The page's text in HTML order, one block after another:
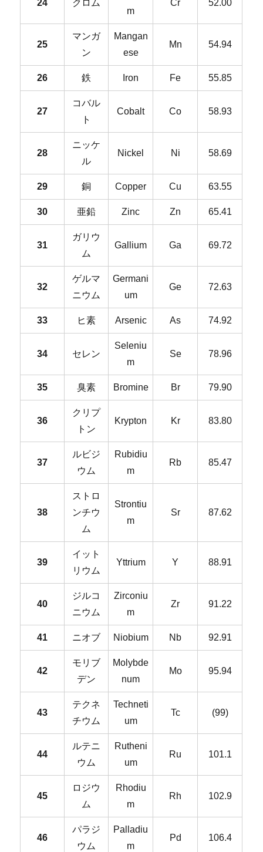
24
クロム
m
Cr 52.00
25
マンガ
ン
Mangan
ese
Mn 54.94
26 鉄 Iron Fe 55.85
27
コバル
ト
Cobalt Co 58.93
28
ニッケ
ル
Nickel Ni 58.69
29 銅 Copper Cu 63.55
30 亜鉛 Zinc Zn 65.41
31
ガリウ
ム
Gallium Ga 69.72
32
ゲルマ
ニウム
Germani
um
Ge 72.63
33 ヒ素 Arsenic As 74.92
34 セレン
Seleniu
m
Se 78.96
35 臭素 Bromine Br 79.90
36
クリプ
トン
Krypton Kr 83.80
37
ルビジ
ウム
Rubidiu
m
Rb 85.47
38
ストロ
ンチウ
ム
Strontiu
m
Sr 87.62
39
イット
リウム
Yttrium Y 88.91
40
ジルコ
ニウム
Zirconiu
m
Zr 91.22
41 ニオブ Niobium Nb 92.91
42
モリブ
デン
Molybde
num
Mo 95.94
43
テクネ
チウム
Techneti
um
Tc (99)
44
ルテニ
ウム
Rutheni
um
Ru 101.1
45
ロジウ
ム
Rhodiu
m
Rh 102.9
46
パラジ
ウム
Palladiu
m
Pd 106.4